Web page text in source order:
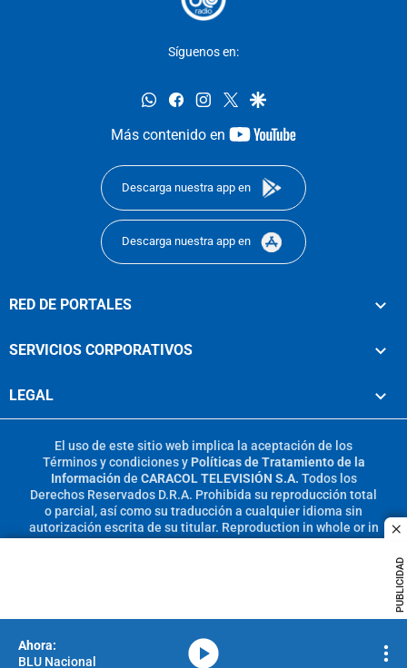
PUBLICIDAD
Síguenos en:
whatsappfacebookinstagram
twittergoogle
Más contenido en
youtube-
Descarga nuestra app en
Descarga nuestra app en
RED DE PORTALES
SERVICIOS CORPORATIVOS
LEGAL
El uso de este sitio web implica la aceptación de los
Términos y condicionesy Políticas de Tratamiento de la
Información de CARACOL TELEVISIÓN S.A. Todos los
Derechos Reservados D.R.A. Prohibida su reproducción total
o parcial, así como su traducción a cualquier idioma sin
autorización escrita de su titular. Reproduction in whole or in
BLU Nacional